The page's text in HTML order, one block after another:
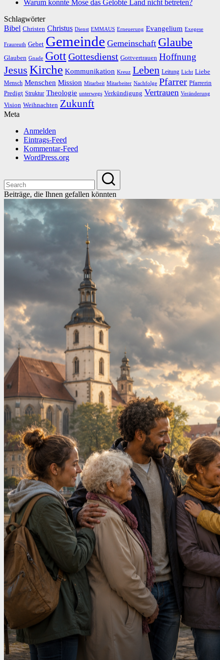
Warum konnte Mose das Gelobte Land nicht betreten?
Schlagwörter
Bibel Christen Christus Dienst EMMAUS Erneuerung Evangelium Exegese
Fraureuth Gebet Gemeinde Gemeinschaft Glaube
Glauben Gnade GottGottesdienst Gottvertrauen Hoffnung
Jesus Kirche Kommunikation Kreuz Leben Leitung Licht Liebe
Mensch Menschen Mission Mitarbeit Mitarbeiter Nachfolge Pfarrer Pfarrerin
Predigt Struktur Theologie unterwegs Verkündigung Vertrauen Veränderung
Vision Weihnachten Zukunft
Meta
Anmelden
Eintrags-Feed
Kommentar-Feed
WordPress.org
Beiträge, die Ihnen gefallen könnten